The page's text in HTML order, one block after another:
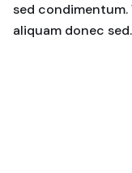
sed
aliquam donec